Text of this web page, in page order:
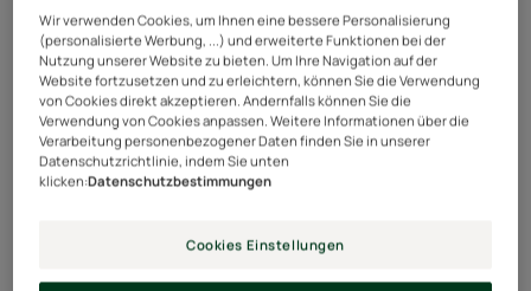
Wir verwenden Cookies, um Ihnen eine bessere Personalisierung
(personalisierte Werbung, ...) und erweiterte Funktionen bei der
Nutzung unserer Website zu bieten. Um Ihre Navigation auf der
Website fortzusetzen und zu erleichtern, können Sie die Verwendung
von Cookies direkt akzeptieren. Andernfalls können Sie die
Verwendung von Cookies anpassen. Weitere Informationen über die
Verarbeitung personenbezogener Daten finden Sie in unserer
Datenschutzrichtlinie, indem Sie unten
klicken:Datenschutzbestimmungen
Cookies Einstellungen